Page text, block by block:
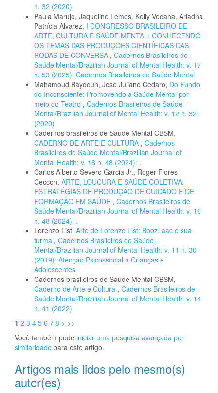
n. 32 (2020)
Paula Marujo, Jaqueline Lemos, Kelly Vedana, Ariadna
Patrícia Alvarez, I CONGRESSO BRASILEIRO DE
ARTE, CULTURA E SAÚDE MENTAL: CONHECENDO
OS TEMAS DAS PRODUÇÕES CIENTÍFICAS DAS
RODAS DE CONVERSA , Cadernos Brasileiros de
Saúde Mental/Brazilian Journal of Mental Health: v. 17
n. 53 (2025): Cadernos Brasileiros de Saúde Mental
Mahamoud Baydoun, José Juliano Cedaro, Do Fundo
do Inconsciente: Promovendo a Saúde Mental por
meio do Teatro , Cadernos Brasileiros de Saúde
Mental/Brazilian Journal of Mental Health: v. 12 n. 32
(2020)
Cadernos brasileiros de Saúde Mental CBSM,
CADERNO DE ARTE E CULTURA , Cadernos
Brasileiros de Saúde Mental/Brazilian Journal of
Mental Health: v. 16 n. 48 (2024): .
Carlos Alberto Severo Garcia Jr., Roger Flores
Ceccon, ARTE, LOUCURA E SAÚDE COLETIVA:
ESTRATÉGIAS DE PRODUÇÃO DE CUIDADO E DE
FORMAÇÃO EM SAÚDE , Cadernos Brasileiros de
Saúde Mental/Brazilian Journal of Mental Health: v. 16
n. 48 (2024): .
Lorenzo List, Arte de Lorenzo List: Booz, aac e sua
turma , Cadernos Brasileiros de Saúde
Mental/Brazilian Journal of Mental Health: v. 11 n. 30
(2019): Atenção Psicossocial a Crianças e
Adolescentes
Cadernos brasileiros de Saúde Mental CBSM,
Caderno de Arte e Cultura , Cadernos Brasileiros de
Saúde Mental/Brazilian Journal of Mental Health: v. 14
n. 41 (2022)
1 2 3 4 5 6 7 8 > >>
Você também pode iniciar uma pesquisa avançada por
similaridade para este artigo.
Artigos mais lidos pelo mesmo(s)
autor(es)